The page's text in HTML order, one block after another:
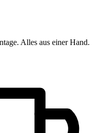
Alles aus einer Hand.